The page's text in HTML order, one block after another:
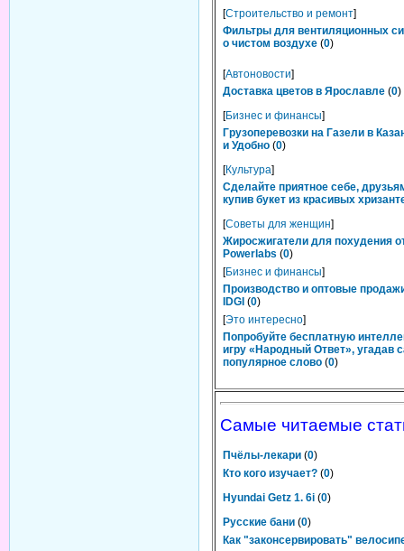
[Строительство и ремонт]
Фильтры для вентиляционных
о чистом воздухе (0)
[Автоновости]
Доставка цветов в Ярославле (0)
[Бизнес и финансы]
Грузоперевозки на Газели в
и Удобно (0)
[Культура]
Сделайте приятное себе,
купив букет из красивых
[Советы для женщин]
Жиросжигатели для похудения
Powerlabs (0)
[Бизнес и финансы]
Производство и оптовые
IDGI (0)
[Это интересно]
Попробуйте бесплатную
игру «Народный Ответ», угадав
популярное слово (0)
Самые читаемые
Пчёлы-лекари (0)
Кто кого изучает? (0)
Hyundai Getz 1. 6i (0)
Русские бани (0)
Как "законсервировать"